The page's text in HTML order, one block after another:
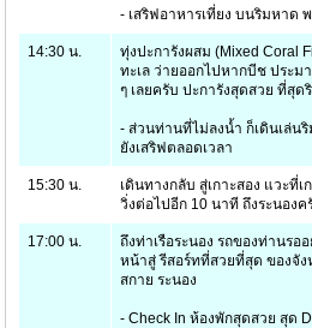
- เสริฟอาหารเที่ยง บนริมหาด
14:30 น.
ทุ่งปะการังผสม (Mixed Coral
ทะเล ว่ายออกไปหากบีช ประม
ๆ เลยครับ ปะการังสุดสวย ที่สุด
- ส่วนท่านที่ไม่ลงน้ำ ก็เดินเล่น
ยังเสริฟตลอดเวลา
15:30 น.
เดินทางกลับ สู่เกาะสอง แวะที่เ
วิ่งต่อไปอีก 10 นาที ถึงระนองค
17:00 น.
ถึงท่าเรือระนอง รถของท่านรอ
หน้าสู่ รีสอร์ทที่สวยที่สุด ของจั
สกาย ระนอง
- Check In ห้องพักสุดสวย สุด